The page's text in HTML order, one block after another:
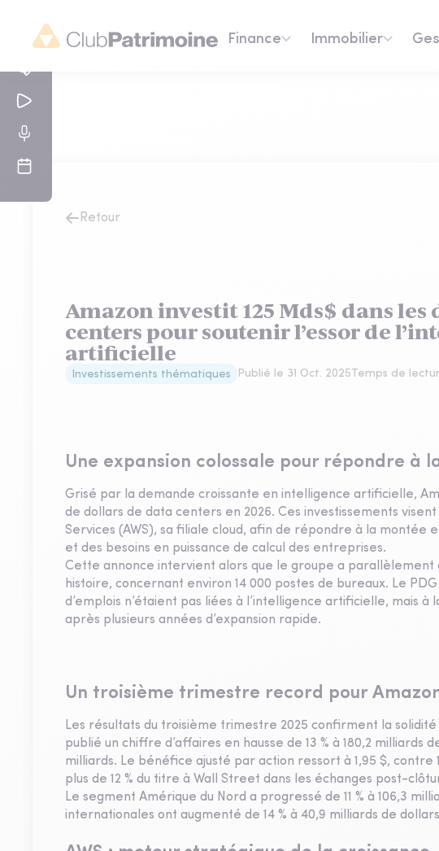
Finance Immobilier
Retour
Amazon investit 125 Mds$ dans les
centers pour soutenir l’essor de
artificielle
Investissements thématiques Publié le 31 Oct. 2025Temps de
Une expansion colossale pour répondre à
Grisé par la demande croissante en intelligence artificielle,
de dollars de data centers en 2026. Ces investissements
Services (AWS), sa filiale cloud, afin de répondre à la montée
et des besoins en puissance de calcul des entreprises.
Cette annonce intervient alors que le groupe a parallèlement
histoire, concernant environ 14 000 postes de bureaux. Le
d’emplois n’étaient pas liées à l’intelligence artificielle, mais
après plusieurs années d’expansion rapide.
Un troisième trimestre record pour
Les résultats du troisième trimestre 2025 confirment la
publié un chiffre d’affaires en hausse de 13 % à 180,2 milliards
milliards. Le bénéfice ajusté par action ressort à 1,95 $,
plus de 12 % du titre à Wall Street dans les échanges post-
Le segment Amérique du Nord a progressé de 11 % à 106,3
internationales ont augmenté de 14 % à 40,9 milliards de